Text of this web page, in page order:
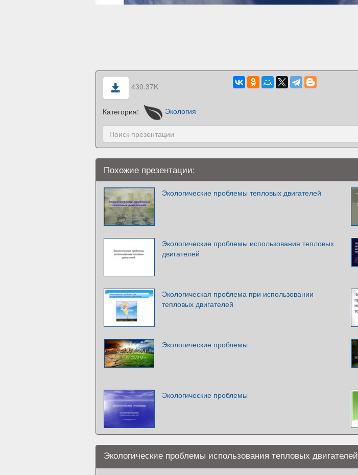
430.37K
Категория: Экология
Похожие презентации:
Экологические проблемы тепловых двигателей
Экологические проблемы использования тепловых
двигателей
Экологическая проблема при использовании
тепловых двигателей
Экологические проблемы
Экологические проблемы
Экологические проблемы использования тепловых двигателей